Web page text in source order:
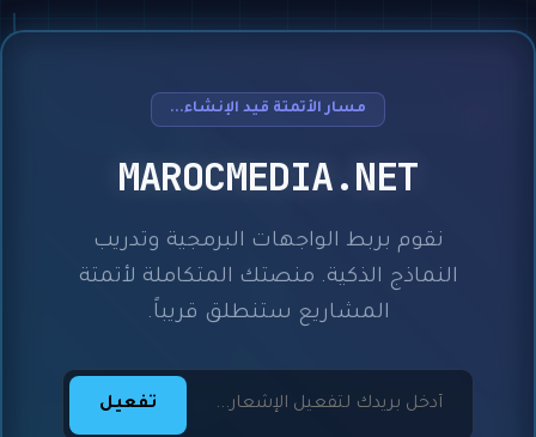
مسار الأتمتة قيد الإنشاء...
MAROCMEDIA.NET
نقوم بربط الواجهات البرمجية وتدريب
النماذج الذكية. منصتك المتكاملة لأتمتة
المشاريع ستنطلق قريباً.
تفعيل